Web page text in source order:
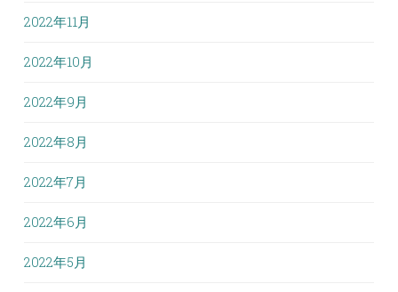
2022年11月
2022年10月
2022年9月
2022年8月
2022年7月
2022年6月
2022年5月